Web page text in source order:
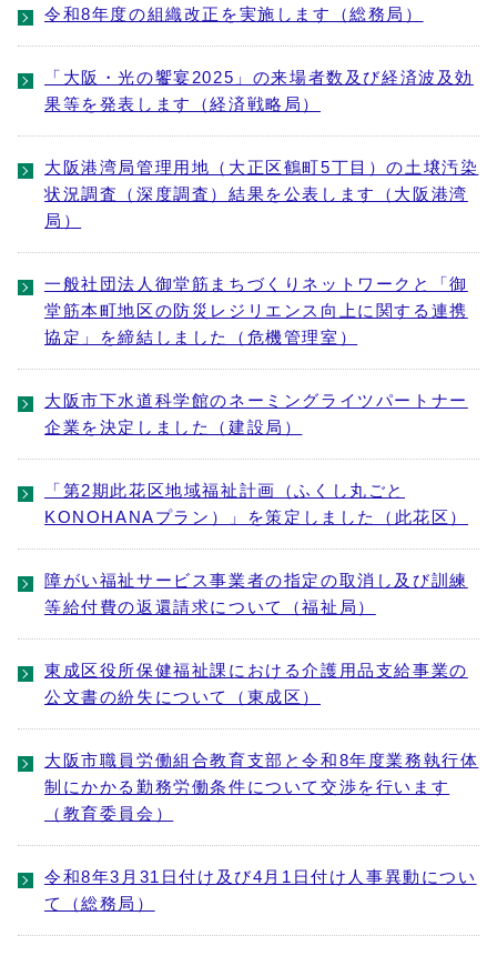
令和8年度の組織改正を実施します（総務局）
「大阪・光の饗宴2025」の来場者数及び経済波及効
果等を発表します（経済戦略局）
大阪港湾局管理用地（大正区鶴町5丁目）の土壌汚染
状況調査（深度調査）結果を公表します（大阪港湾
局）
一般社団法人御堂筋まちづくりネットワークと「御
堂筋本町地区の防災レジリエンス向上に関する連携
協定」を締結しました（危機管理室）
大阪市下水道科学館のネーミングライツパートナー
企業を決定しました（建設局）
「第2期此花区地域福祉計画（ふくし丸ごと
KONOHANAプラン）」を策定しました（此花区）
障がい福祉サービス事業者の指定の取消し及び訓練
等給付費の返還請求について（福祉局）
東成区役所保健福祉課における介護用品支給事業の
公文書の紛失について（東成区）
大阪市職員労働組合教育支部と令和8年度業務執行体
制にかかる勤務労働条件について交渉を行います
（教育委員会）
令和8年3月31日付け及び4月1日付け人事異動につい
て（総務局）